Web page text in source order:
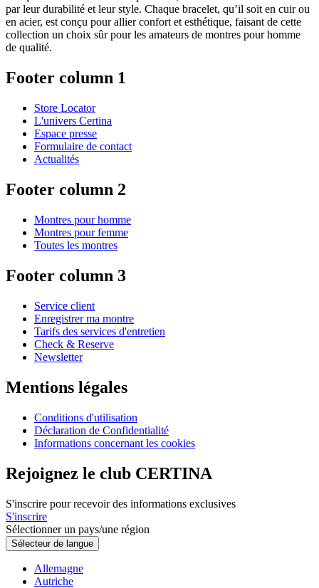
par leur durabilité et leur style. Chaque bracelet, qu’il soit en cuir ou
en acier, est conçu pour allier confort et esthétique, faisant de cette
collection un choix sûr pour les amateurs de montres pour homme
de qualité.
Footer column 1
Store Locator
L'univers Certina
Espace presse
Formulaire de contact
Actualités
Footer column 2
Montres pour homme
Montres pour femme
Toutes les montres
Footer column 3
Service client
Enregistrer ma montre
Tarifs des services d'entretien
Check & Reserve
Newsletter
Mentions légales
Conditions d'utilisation
Déclaration de Confidentialité
Informations concernant les cookies
Rejoignez le club CERTINA
S'inscrire pour recevoir des informations exclusives
S'inscrire
Sélectionner un pays/une région
Sélecteur de langue
Allemagne
Autriche